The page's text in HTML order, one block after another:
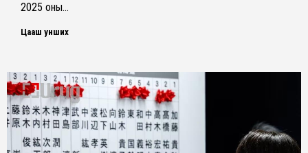
2025 оны…
Цааш унших